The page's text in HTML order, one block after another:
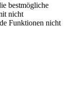
bestmögliche
nicht
Funktionen nicht